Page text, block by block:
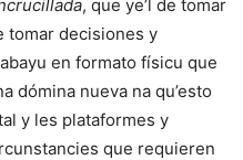
, que ye’l de tomar
tomar decisiones y
en formato físicu que
dómina nueva na qu’esto
y les plataformes y
que requieren